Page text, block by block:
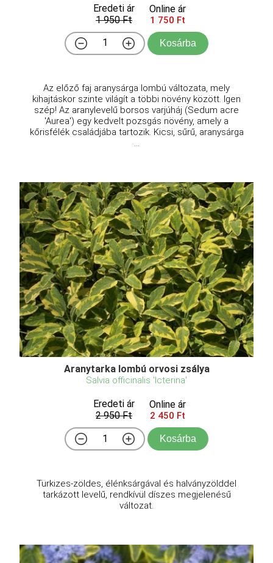
Eredeti ár
1 950 Ft
Online ár
1 750 Ft
Kosárba
Az előző faj aranysárga lombú változata, mely
kihajtáskor szinte világít a többi növény között. Igen
szép! Az aranylevelű borsos varjúháj (Sedum acre
'Aurea') egy kedvelt pozsgás növény, amely a
kőrisfélék családjába tartozik. Kicsi, sűrű, aranysárga
...
Aranytarka lombú orvosi zsálya
Salvia officinalis 'Icterina'
Eredeti ár
2 950 Ft
Online ár
2 450 Ft
Kosárba
Türkizes-zöldes, élénksárgával és halványzölddel
tarkázott levelű, rendkívül díszes megjelenésű
változat.